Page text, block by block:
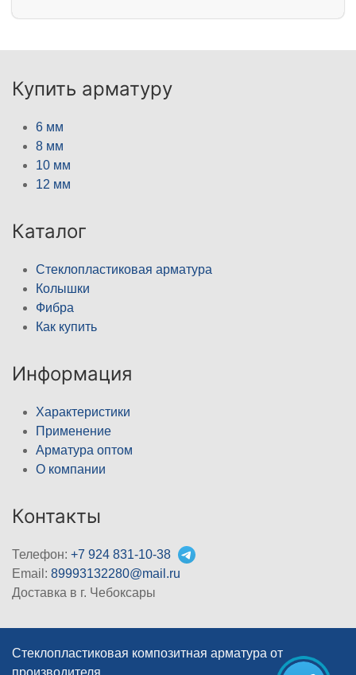
Купить арматуру
6 мм
8 мм
10 мм
12 мм
Каталог
Стеклопластиковая арматура
Колышки
Фибра
Как купить
Информация
Характеристики
Применение
Арматура оптом
О компании
Контакты
Телефон: +7 924 831-10-38
Email: 89993132280@mail.ru
Доставка в г. Чебоксары
Стеклопластиковая композитная арматура от
производителя